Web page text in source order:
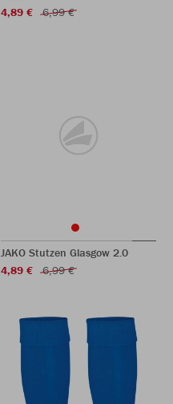
4,89 €
6,99 €
JAKO Stutzen Glasgow 2.0
4,89 €
6,99 €